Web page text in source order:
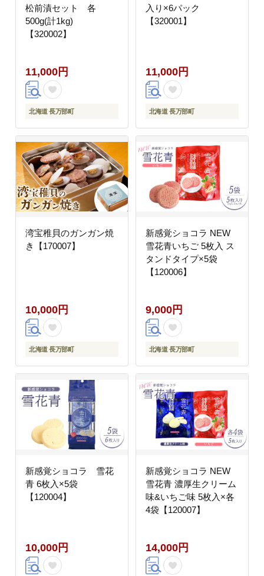
松前漬セット 各
500g(計1kg)
【320002】
11,000円
北海道 長万部町
入り×6パック
【320001】
11,000円
北海道 長万部町
湾宝稚貝のガンガン焼
き【170007】
10,000円
北海道 長万部町
新感覚ショコラ NEW
雪花青いちご 5枚入 ス
タンドタイプ×5袋
【120006】
9,000円
北海道 長万部町
新感覚ショコラ 雪花
青 6枚入×5袋
【120004】
10,000円
新感覚ショコラ NEW
雪花青 濃厚生クリーム
味&いちご味 5枚入×各
4袋【120007】
14,000円